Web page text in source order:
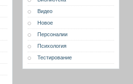
Видео
Новое
Персоналии
Психология
Тестирование